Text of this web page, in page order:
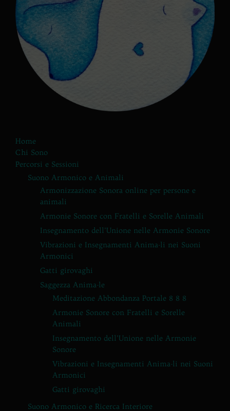
Home
Chi Sono
Percorsi e Sessioni
Suono Armonico e Animali
Armonizzazione Sonora online per persone e
animali
Armonie Sonore con Fratelli e Sorelle Animali
Insegnamento dell’Unione nelle Armonie Sonore
Vibrazioni e Insegnamenti Anima-li nei Suoni
Armonici
Gatti girovaghi
Saggezza Anima-le
Meditazione Abbondanza Portale 8 8 8
Armonie Sonore con Fratelli e Sorelle
Animali
Insegnamento dell’Unione nelle Armonie
Sonore
Vibrazioni e Insegnamenti Anima-li nei Suoni
Armonici
Gatti girovaghi
Suono Armonico e Ricerca Interiore